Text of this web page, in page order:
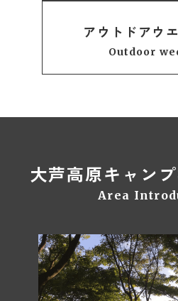
アウトドアウ
Outdoor
大芦高原キャン
Area